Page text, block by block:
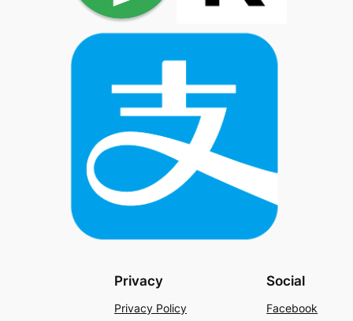
Privacy
Privacy Policy
Social
Facebook